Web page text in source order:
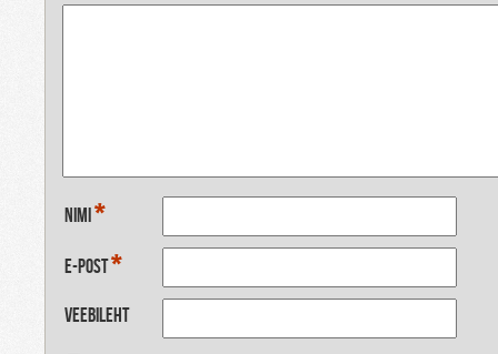
Nimi*
E-post*
Veebileht